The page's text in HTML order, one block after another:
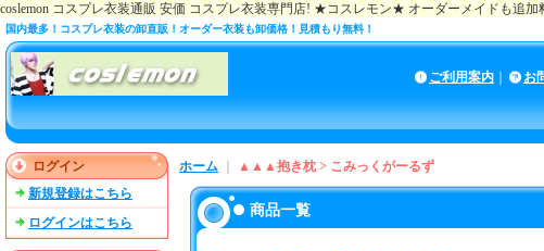
coslemon コスプレ衣装通販 安価 コスプレ衣装専門店! ★コスレモン★ オーダーメイドも追加
国内最多！コスプレ衣装の卸直販！オーダー衣装も卸価格！見積もり無料！
ご利用案内 お
ログイン
新規登録はこちら
ログインはこちら
ホーム ▲▲▲抱き枕 > こみっくがーるず
商品一覧